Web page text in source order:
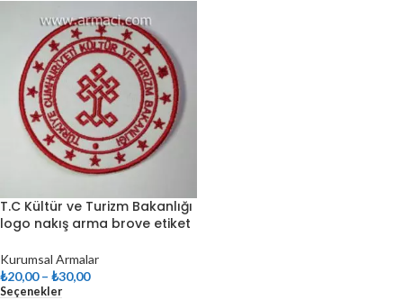
T.C Kültür ve Turizm Bakanlığı
logo nakış arma brove etiket
Kurumsal Armalar
₺20,00 – ₺30,00
Seçenekler